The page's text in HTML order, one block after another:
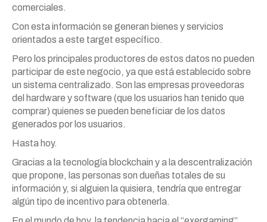
comerciales.
Con esta información se generan bienes y servicios
orientados a este target específico.
Pero los principales productores de estos datos no pueden
participar de este negocio, ya que está establecido sobre
un sistema centralizado. Son las empresas proveedoras
del hardware y software (que los usuarios han tenido que
comprar) quienes se pueden beneficiar de los datos
generados por los usuarios.
Hasta hoy.
Gracias a la tecnología blockchain y a la descentralización
que propone, las personas son dueñas totales de su
información y, si alguien la quisiera, tendría que entregar
algún tipo de incentivo para obtenerla.